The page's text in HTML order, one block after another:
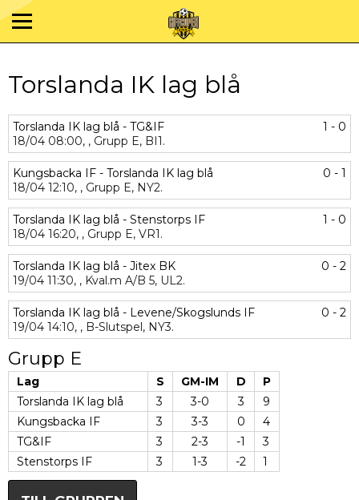
Torslanda IK lag blå
Torslanda IK lag blå - TG&IF
1 - 0
18/04 08:00, , Grupp E, BI1.
Kungsbacka IF - Torslanda IK lag blå
0 - 1
18/04 12:10, , Grupp E, NY2.
Torslanda IK lag blå - Stenstorps IF
1 - 0
18/04 16:20, , Grupp E, VR1.
Torslanda IK lag blå - Jitex BK
0 - 2
19/04 11:30, , Kval.m A/B 5, UL2.
Torslanda IK lag blå - Levene/Skogslunds IF
0 - 2
19/04 14:10, , B-Slutspel, NY3.
Grupp E
Lag S GM-IM D
P
Torslanda IK lag blå
3 3-0 3
9
Kungsbacka IF
3 3-3 0
4
TG&IF
3 2-3 -1
3
Stenstorps IF
3 1-3 -2 1